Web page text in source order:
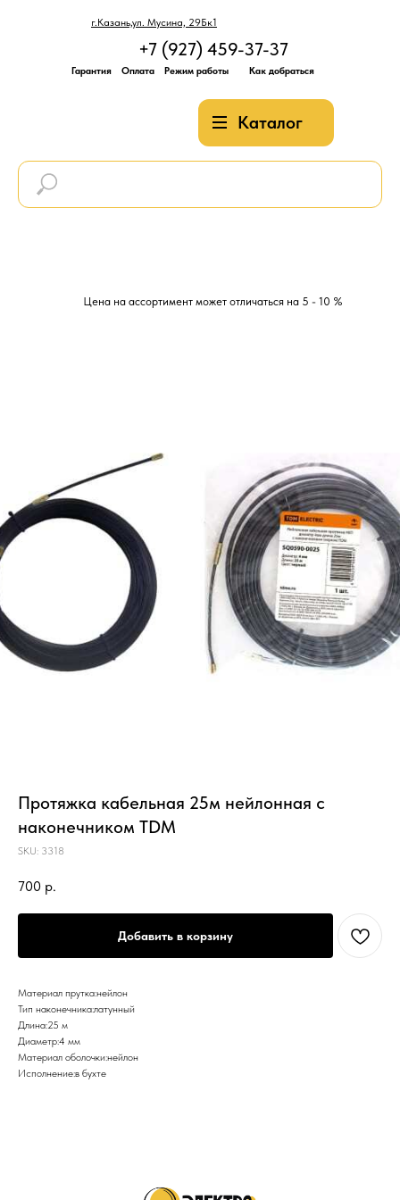
г.Казань,ул. Мусина, 29Бк1
Каталог
+7 (927) 459-37-37
Гарантия Оплата Режим работы Как добраться
Цена на ассортимент может отличаться на 5 - 10 %
Протяжка кабельная 25м нейлонная с
наконечником TDM
SKU: 3318
700 р.
Добавить в корзину
Материал прутка:нейлон
Тип наконечника:латунный
Длина:25 м
Диаметр:4 мм
Материал оболочки:нейлон
Исполнение:в бухте